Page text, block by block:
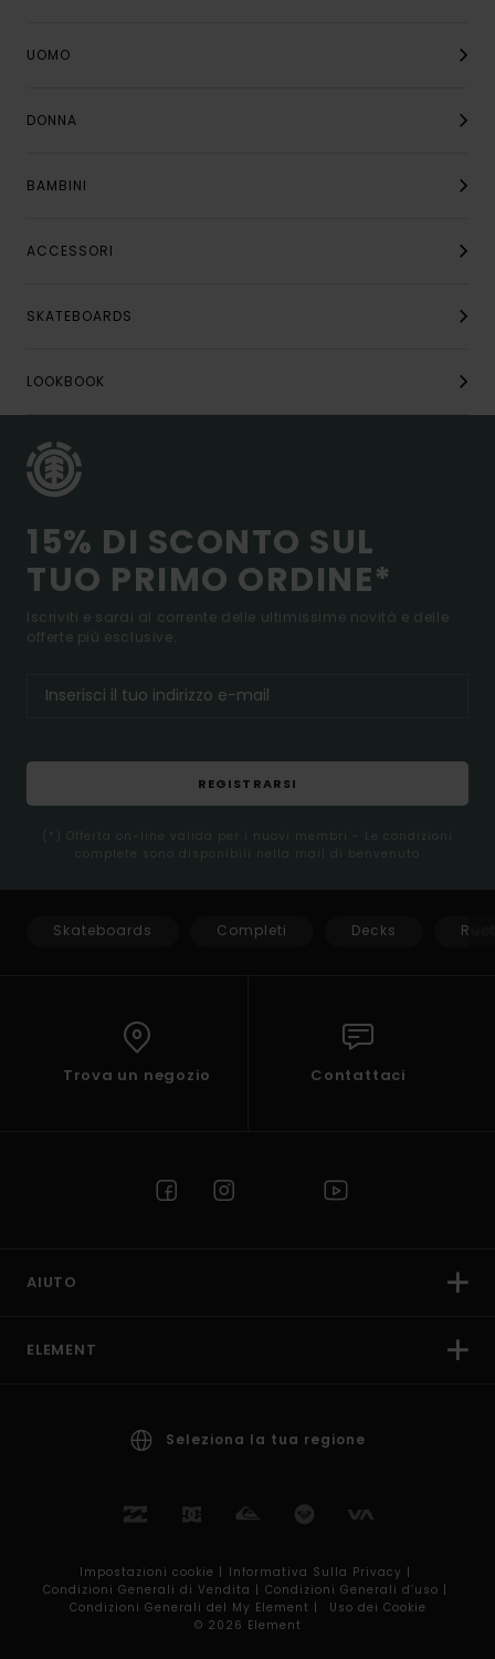
UOMO
DONNA
BAMBINI
ACCESSORI
SKATEBOARDS
LOOKBOOK
15% DI SCONTO SUL
TUO PRIMO ORDINE*
Iscriviti e sarai al corrente delle ultimissime novità e delle
offerte più esclusive.
REGISTRARSI
(*) Offerta on-line valida per i nuovi membri - Le condizioni
complete sono disponibili nella mail di benvenuto
Skateboards Completi Decks
Trova un negozio Contattaci
AIUTO
ELEMENT
Seleziona la tua regione
Impostazioni cookie | Informativa Sulla Privacy |
Condizioni Generali di Vendita | Condizioni Generali d’uso |
Condizioni Generali del My Element |
Uso dei Cookie
© 2026 Element